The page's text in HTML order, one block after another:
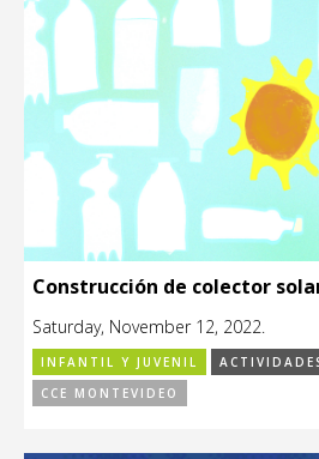
Construcción de colector
Saturday, November 12, 2022.
INFANTIL Y JUVENIL
CCE MONTEVIDEO